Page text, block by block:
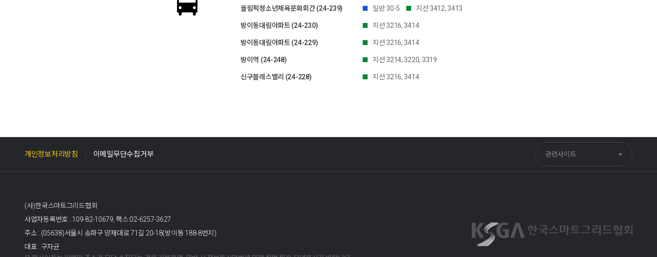
올림픽청소년체육문화회간 (24-239) 일반 30-5 지선 3412, 3413
방이동대림아파트 (24-230) 지선 3216, 3414
방이동대림아파트 (24-229) 지선 3216, 3414
방이역 (24-248) 지선 3214, 3220, 3319
신구블레스밸리 (24-228) 지선 3216, 3414
개인정보처리방침 이메일무단수집거부 관련사이트
(사)한국스마트그리드협회
사업자등록번호 : 109-82-10679, 팩스:02-6257-3627
주소 : (05638)서울시 송파구 양재대로 71길 20-18(방이동 188-8번지)
대표 : 구자균